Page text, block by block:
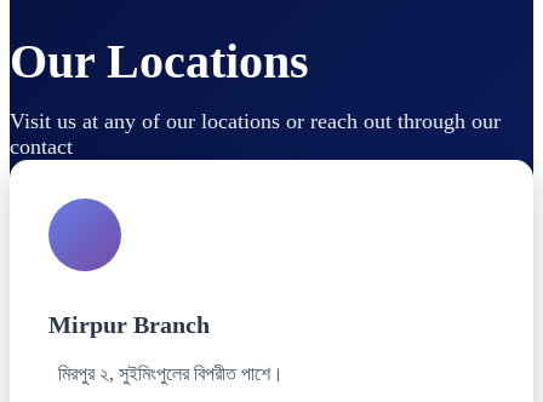
Our Locations
Visit us at any of our locations or reach out through our
contact
Mirpur Branch
মিরপুর ২, সুইমিংপুলের বিপরীত পাশে।